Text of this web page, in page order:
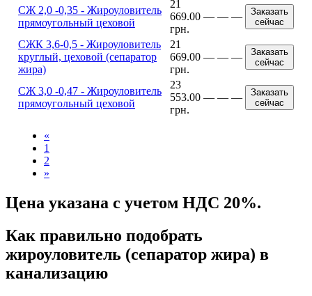
CЖ 2,0 -0,35 - Жироуловитель
прямоугольный цеховой
21
669.00
грн.
— — —
Заказать
сейчас
CЖК 3,6-0,5 - Жироуловитель
круглый, цеховой (сепаратор
жира)
21
669.00
грн.
— — —
Заказать
сейчас
CЖ 3,0 -0,47 - Жироуловитель
прямоугольный цеховой
23
553.00
грн.
— — —
Заказать
сейчас
«
1
2
»
Цена указана с учетом НДС 20%.
Как правильно подобрать
жироуловитель (сепаратор жира) в
канализацию